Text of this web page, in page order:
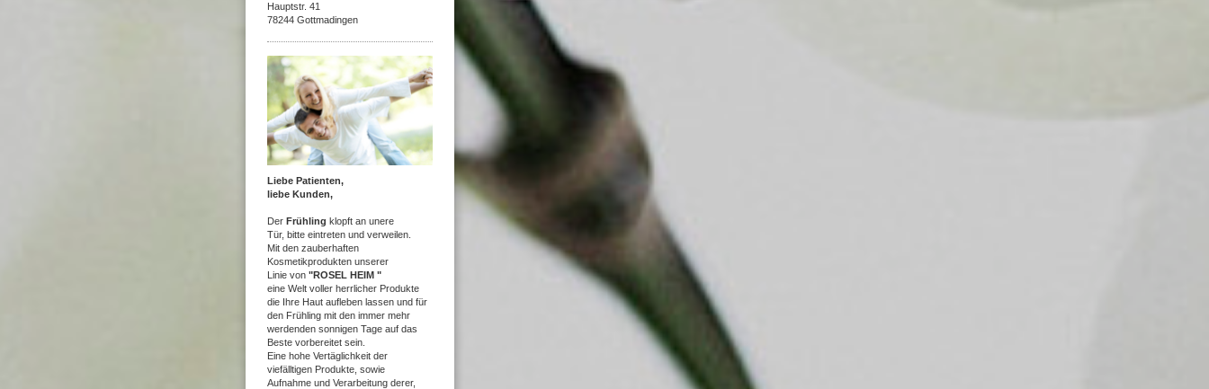
Hauptstr. 41
78244 Gottmadingen
Liebe Patienten,
liebe Kunden,
Der Frühling klopft an unere
Tür, bitte eintreten und verweilen.
Mit den zauberhaften
Kosmetikprodukten unserer
Linie von "ROSEL HEIM "
eine Welt voller herrlicher Produkte
die Ihre Haut aufleben lassen und für
den Frühling mit den immer mehr
werdenden sonnigen Tage auf das
Beste vorbereitet sein.
Eine hohe Vertäglichkeit der
viefälltigen Produkte, sowie
Aufnahme und Verarbeitung derer,